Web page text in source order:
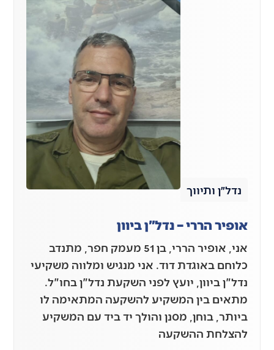
נדל״ן ותיווך
אופיר הררי – נדל"ן ביוון
אני, אופיר הררי, בן 51 מעמק חפר, מתנדב
כלוחם באוגדת דוד. אני מנגיש ומלווה משקיעי
נדל"ן ביוון, יועץ לפני השקעת נדל"ן בחו"ל.
מתאים בין המשקיע להשקעה המתאימה לו
ביותר, בוחן, מסנן והולך יד ביד עם המשקיע
להצלחת ההשקעה